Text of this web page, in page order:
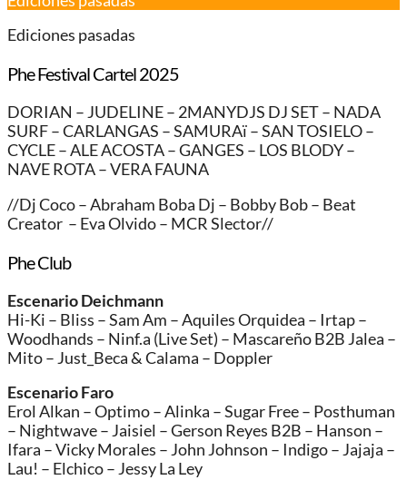
Ediciones pasadas
Phe Festival Cartel 2025
DORIAN – JUDELINE – 2MANYDJS DJ SET – NADA
SURF – CARLANGAS – SAMURAï – SAN TOSIELO –
CYCLE – ALE ACOSTA – GANGES – LOS BLODY –
NAVE ROTA – VERA FAUNA
//Dj Coco – Abraham Boba Dj – Bobby Bob – Beat
Creator – Eva Olvido – MCR Slector//
Phe Club
Escenario Deichmann
Hi-Ki – Bliss – Sam Am – Aquiles Orquidea – Irtap –
Woodhands – Ninf.a (Live Set) – Mascareño B2B Jalea –
Mito – Just_Beca & Calama – Doppler
Escenario Faro
Erol Alkan – Optimo – Alinka – Sugar Free – Posthuman
– Nightwave – Jaisiel – Gerson Reyes B2B – Hanson –
Ifara – Vicky Morales – John Johnson – Indigo – Jajaja –
Lau! – Elchico – Jessy La Ley